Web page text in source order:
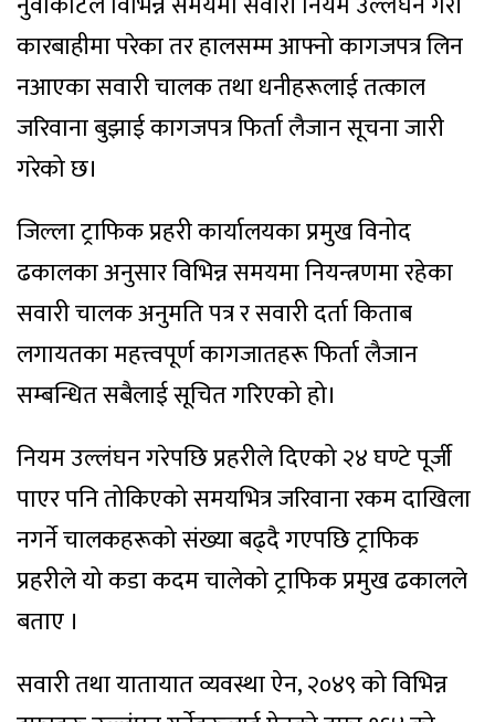
कारबाहीमा परेका तर हालसम्म आफ्नो कागजपत्र लिन
नआएका सवारी चालक तथा धनीहरूलाई तत्काल
जरिवाना बुझाई कागजपत्र फिर्ता लैजान सूचना जारी
गरेको छ।
जिल्ला ट्राफिक प्रहरी कार्यालयका प्रमुख विनोद
ढकालका अनुसार विभिन्न समयमा नियन्त्रणमा रहेका
सवारी चालक अनुमति पत्र र सवारी दर्ता किताब
लगायतका महत्त्वपूर्ण कागजातहरू फिर्ता लैजान
सम्बन्धित सबैलाई सूचित गरिएको हो।
नियम उल्लंघन गरेपछि प्रहरीले दिएको २४ घण्टे पूर्जी
पाएर पनि तोकिएको समयभित्र जरिवाना रकम दाखिला
नगर्ने चालकहरूको संख्या बढ्दै गएपछि ट्राफिक
प्रहरीले यो कडा कदम चालेको ट्राफिक प्रमुख ढकालले
बताए ।
सवारी तथा यातायात व्यवस्था ऐन, २०४९ को विभिन्न